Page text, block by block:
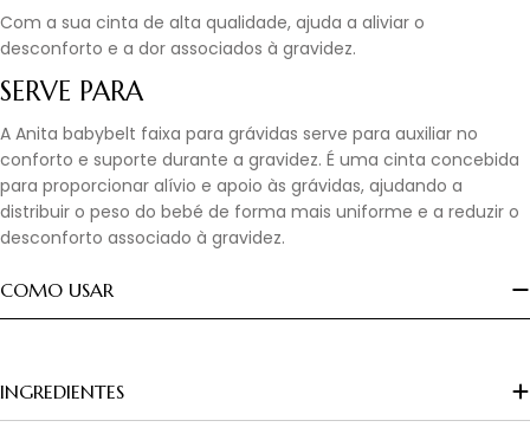
Com a sua cinta de alta qualidade, ajuda a aliviar o
desconforto e a dor associados à gravidez.
SERVE PARA
A Anita babybelt faixa para grávidas serve para auxiliar no
conforto e suporte durante a gravidez. É uma cinta concebida
para proporcionar alívio e apoio às grávidas, ajudando a
distribuir o peso do bebé de forma mais uniforme e a reduzir o
desconforto associado à gravidez.
COMO USAR
INGREDIENTES